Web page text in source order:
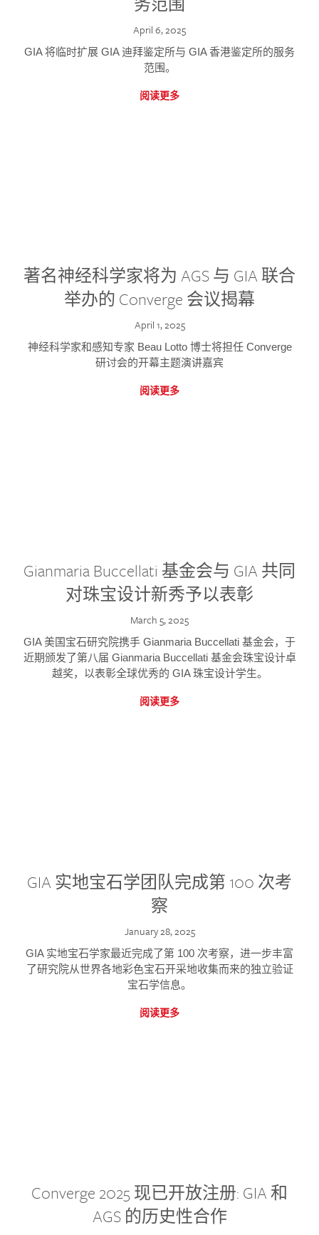
April 6, 2025
GIA 将临时扩展 GIA 迪拜鉴定所与 GIA 香港鉴定所的服务
范围。
阅读更多
著名神经科学家将为 AGS 与 GIA 联合
举办的 Converge 会议揭幕
April 1, 2025
神经科学家和感知专家 Beau Lotto 博士将担任 Converge
研讨会的开幕主题演讲嘉宾
阅读更多
Gianmaria Buccellati 基金会与 GIA 共同
对珠宝设计新秀予以表彰
March 5, 2025
GIA 美国宝石研究院携手 Gianmaria Buccellati 基金会，于
近期颁发了第八届 Gianmaria Buccellati 基金会珠宝设计卓
越奖，以表彰全球优秀的 GIA 珠宝设计学生。
阅读更多
GIA 实地宝石学团队完成第 100 次考
察
January 28, 2025
GIA 实地宝石学家最近完成了第 100 次考察，进一步丰富
了研究院从世界各地彩色宝石开采地收集而来的独立验证
宝石学信息。
阅读更多
Converge 2025 现已开放注册: GIA 和
AGS 的历史性合作